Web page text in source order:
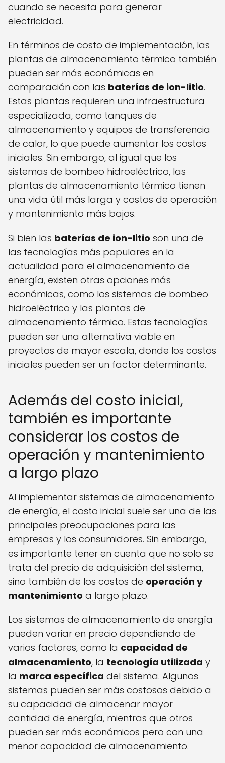
cuando se necesita para generar
electricidad.
En términos de costo de implementación, las
plantas de almacenamiento térmico también
pueden ser más económicas en
comparación con las baterías de ion-litio.
Estas plantas requieren una infraestructura
especializada, como tanques de
almacenamiento y equipos de transferencia
de calor, lo que puede aumentar los costos
iniciales. Sin embargo, al igual que los
sistemas de bombeo hidroeléctrico, las
plantas de almacenamiento térmico tienen
una vida útil más larga y costos de operación
y mantenimiento más bajos.
Si bien las baterías de ion-litio son una de
las tecnologías más populares en la
actualidad para el almacenamiento de
energía, existen otras opciones más
económicas, como los sistemas de bombeo
hidroeléctrico y las plantas de
almacenamiento térmico. Estas tecnologías
pueden ser una alternativa viable en
proyectos de mayor escala, donde los costos
iniciales pueden ser un factor determinante.
Además del costo inicial,
también es importante
considerar los costos de
operación y mantenimiento
a largo plazo
Al implementar sistemas de almacenamiento
de energía, el costo inicial suele ser una de las
principales preocupaciones para las
empresas y los consumidores. Sin embargo,
es importante tener en cuenta que no solo se
trata del precio de adquisición del sistema,
sino también de los costos de operación y
mantenimiento a largo plazo.
Los sistemas de almacenamiento de energía
pueden variar en precio dependiendo de
varios factores, como la capacidad de
almacenamiento, la tecnología utilizada y
la marca específica del sistema. Algunos
sistemas pueden ser más costosos debido a
su capacidad de almacenar mayor
cantidad de energía, mientras que otros
pueden ser más económicos pero con una
menor capacidad de almacenamiento.